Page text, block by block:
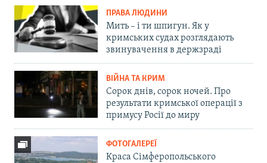
ПРАВА ЛЮДИНИ
Мить – і ти шпигун. Як у
кримських судах розглядають
звинувачення в держзраді
ВІЙНА ТА КРИМ
Сорок днів, сорок ночей. Про
результати кримської операції з
примусу Росії до миру
ФОТОГАЛЕРЕЇ
Краса Сімферопольського